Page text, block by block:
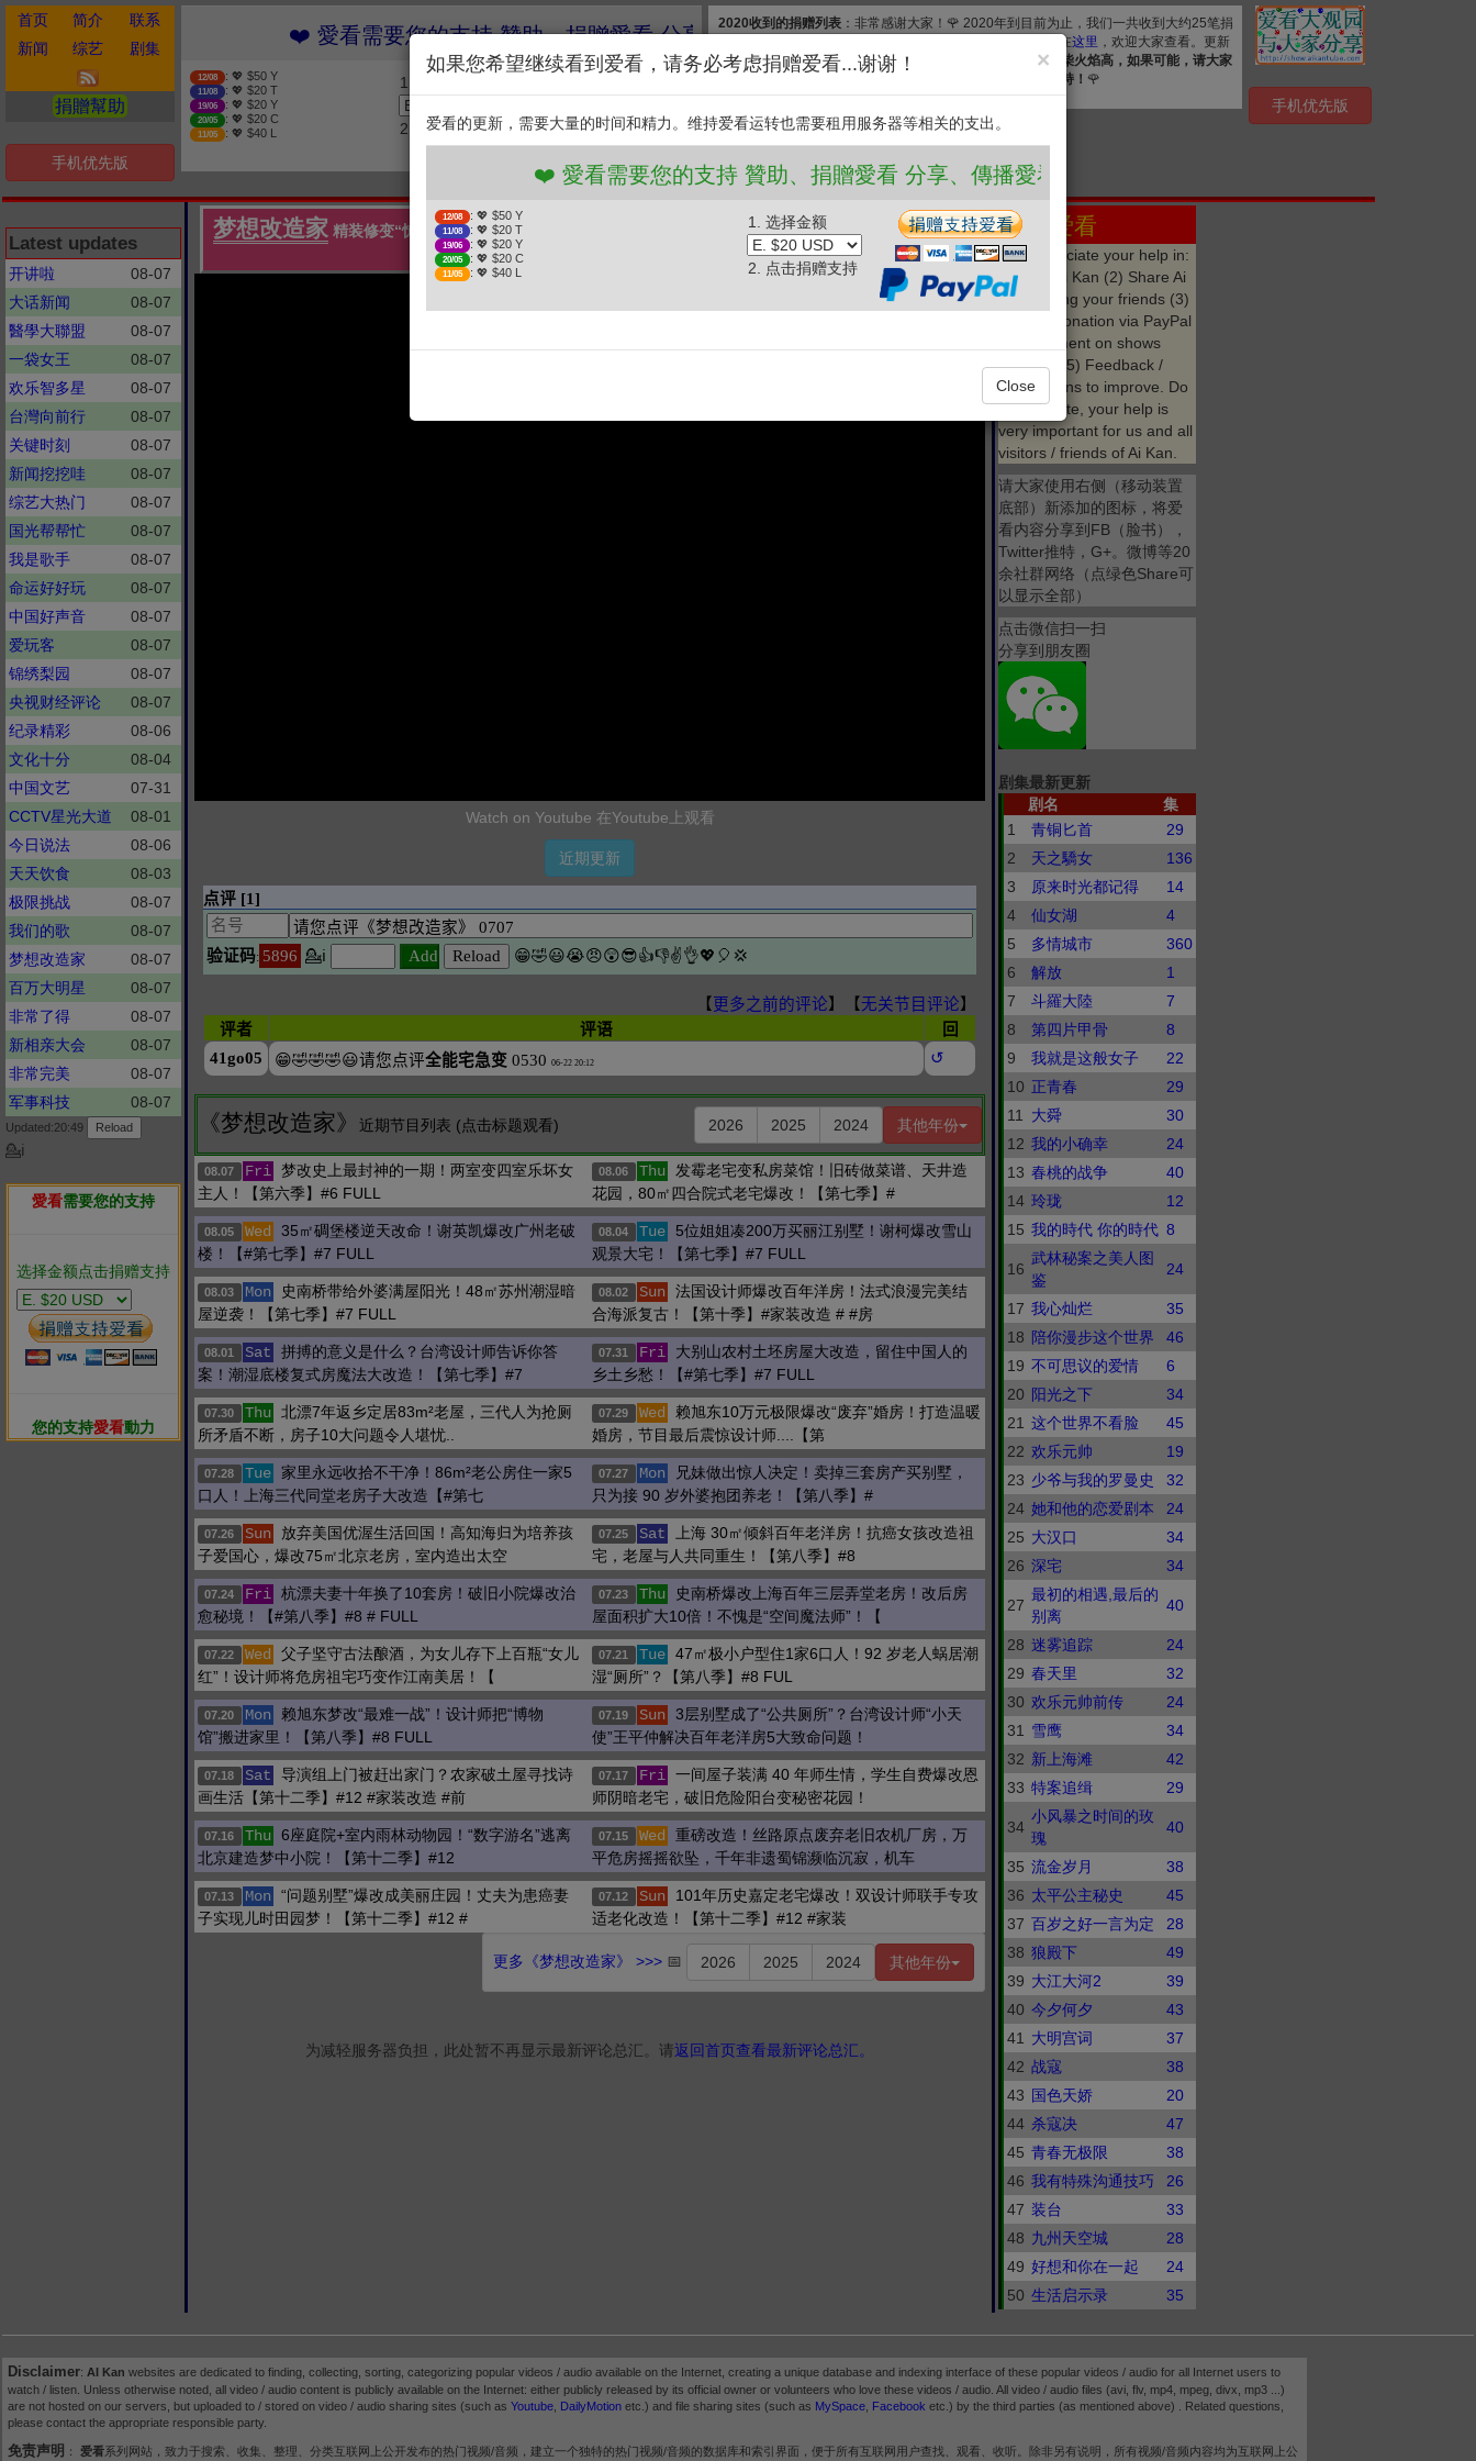
首页 简介
联系
新闻
综艺 剧集
捐贈幫助
手机优先版
❤️ 愛看需要您的支持 贊助、捐贈愛看 分享、傳播愛看 ❤️
12/08 : 💖 $50 Y
11/08 : 💖 $20 T
19/06 : 💖 $20 Y
20/05 : 💖 $20 C
11/05 : 💖 $40 L
1. 选择金额
2. 点击捐赠支持
2020收到的捐赠列表：非常感谢大家！🌹 2020年到目前为止，我们一共收到大约25笔捐
款, 合计$830. 扣除银行费用，净收$777.83. 详细清单公布在这里 ，欢迎大家查看。更新
和维护【爱看】，我们需要投入大量的时间和资源，
众人拾柴火焰高，如果可能，请大家
继续捐赠支持爱看。衷心感谢您的支持！ 🌹
手机优先版
Latest updates
开讲啦
08-07
大话新闻
08-07
醫學大聯盟
08-07
一袋女王
08-07
欢乐智多星
08-07
台灣向前行
08-07
关键时刻
08-07
新闻挖挖哇
08-07
综艺大热门
08-07
国光帮帮忙
08-07
我是歌手
08-07
命运好好玩
08-07
中国好声音
08-07
爱玩客
08-07
锦绣梨园
08-07
央视财经评论
08-07
纪录精彩
08-06
文化十分
08-04
中国文艺
07-31
CCTV星光大道
08-01
今日说法
08-06
天天饮食
08-03
极限挑战
08-07
我们的歌
08-07
梦想改造家
08-07
百万大明星
08-07
非常了得
08-07
新相亲大会
08-07
非常完美
08-07
军事科技
08-07
Updated:20:49
💁ℹ
愛看需要您的支持
选择金额点击捐赠支持
您的支持愛看動力
梦想改造家 精装修变“惊装修”！305㎡豪宅神级爆改！赖旭东40天超神改造【第十二季】#12 #家装改造 #
房屋设计 #前后对比 FULL (2026.07.07)
Watch on Youtube 在Youtube上观看
近期更新
《梦想改造家》 近期节目列表 (点击标题观看) 2026 2025 2024 其他年份
08.07 Fri 梦改史上最封神的一期！两室变四室乐坏女
主人！【第六季】#6 FULL
08.06 Thu
发霉老宅变私房菜馆！旧砖做菜谱、天井造
花园，80㎡四合院式老宅爆改！【第七季】#
08.05 Wed
35㎡碉堡楼逆天改命！谢英凯爆改广州老破
楼！【#第七季】#7 FULL
08.04 Tue
5位姐姐凑200万买丽江别墅！谢柯爆改雪山
观景大宅！【第七季】#7 FULL
08.03 Mon
史南桥带给外婆满屋阳光！48㎡苏州潮湿暗
屋逆袭！【第七季】#7 FULL
08.02 Sun
法国设计师爆改百年洋房！法式浪漫完美结
合海派复古！【第十季】#家装改造 # #房
08.01 Sat
拼搏的意义是什么？台湾设计师告诉你答
案！潮湿底楼复式房魔法大改造！【第七季】#7
07.31 Fri
大别山农村土坯房屋大改造，留住中国人的
乡土乡愁！【#第七季】#7 FULL
07.30 Thu
北漂7年返乡定居83m²老屋，三代人为抢厕
所矛盾不断，房子10大问题令人堪忧..
07.29 Wed
赖旭东10万元极限爆改“废弃”婚房！打造温暖
婚房，节目最后震惊设计师....【第
07.28 Tue 家里永远收拾不干净！86m²老公房住一家5
口人！上海三代同堂老房子大改造【#第七
07.27 Mon
兄妹做出惊人决定！卖掉三套房产买别墅，
只为接 90 岁外婆抱团养老！【第八季】#
07.26 Sun
放弃美国优渥生活回国！高知海归为培养孩
子爱国心，爆改75㎡北京老房，室内造出太空
07.25 Sat
上海 30㎡倾斜百年老洋房！抗癌女孩改造祖
宅，老屋与人共同重生！【第八季】#8
07.24 Fri 杭漂夫妻十年换了10套房！破旧小院爆改治
愈秘境！【#第八季】#8 # FULL
07.23 Thu
史南桥爆改上海百年三层弄堂老房！改后房
屋面积扩大10倍！不愧是“空间魔法师”！【
07.22 Wed
父子坚守古法酿酒，为女儿存下上百瓶“女儿
红”！设计师将危房祖宅巧变作江南美居！【
07.21 Tue 47㎡极小户型住1家6口人！92 岁老人蜗居潮
湿“厕所”？【第八季】#8 FUL
07.20 Mon
赖旭东梦改“最难一战”！设计师把“博物
馆”搬进家里！【第八季】#8 FULL
07.19 Sun
3层别墅成了“公共厕所”？台湾设计师“小天
使”王平仲解决百年老洋房5大致命问题！
07.18 Sat
导演组上门被赶出家门？农家破土屋寻找诗
画生活【第十二季】#12 #家装改造 #前
07.17 Fri 一间屋子装满 40 年师生情，学生自费爆改恩
师阴暗老宅，破旧危险阳台变秘密花园！
07.16 Thu
6座庭院+室内雨林动物园！“数字游名”逃离
北京建造梦中小院！【第十二季】#12
07.15 Wed
重磅改造！丝路原点废弃老旧农机厂房，万
平危房摇摇欲坠，千年非遗蜀锦濒临沉寂，机车
07.13 Mon
“问题别墅”爆改成美丽庄园！丈夫为患癌妻
子实现儿时田园梦！【第十二季】#12 #
07.12 Sun
101年历史嘉定老宅爆改！双设计师联手专攻
适老化改造！【第十二季】#12 #家装
更多《梦想改造家》 >>> 📅 2026 2025 2024 其他年份
为减轻服务器负担，此处暂不再显示最新评论总汇。请返回首页查看最新评论总汇。
参与 爱看
We appreciate your help in:
(1) Like Ai Kan (2) Share Ai
Kan among your friends (3)
Make a donation via PayPal
(4) Comment on shows
watched (5) Feedback /
suggestions to improve. Do
not hesitate, your help is
very important for us and all
visitors / friends of Ai Kan.
请大家使用右侧（移动装置
底部）新添加的图标，将爱
看内容分享到FB（脸书），
Twitter推特，G+。微博等20
余社群网络（点绿色Share可
以显示全部）
点击微信扫一扫
分享到朋友圈
剧集最新更新
剧名
集
1
青铜匕首
29
2
天之驕女
136
3
原来时光都记得
14
4
仙女湖
4
5
多情城市
360
6
解放
1
7
斗羅大陸
7
8
第四片甲骨
8
9
我就是这般女子
22
10 正青春
29
11
大舜
30
12 我的小确幸
24
13 春桃的战争
40
14 玲珑
12
15 我的時代 你的時代 8
16
武林秘案之美人图
鉴
24
17 我心灿烂
35
18 陪你漫步这个世界
46
19 不可思议的爱情
6
20 阳光之下
34
21 这个世界不看脸
45
22 欢乐元帅
19
23 少爷与我的罗曼史
32
24 她和他的恋爱剧本
24
25 大汉口
34
26 深宅 34
27
最初的相遇,最后的
别离
40
28 迷雾追踪
24
29 春天里
32
30 欢乐元帅前传
24
31
雪鹰
34
32 新上海滩
42
33 特案追缉 29
34
小风暴之时间的玫
瑰
40
35 流金岁月
38
36 太平公主秘史
45
37 百岁之好一言为定
28
38 狼殿下
49
39 大江大河2
39
40 今夕何夕
43
41
大明宫词
37
42 战寇
38
43 国色天娇
20
44 杀寇决
47
45 青春无极限
38
46 我有特殊沟通技巧
26
47 装台
33
48 九州天空城
28
49 好想和你在一起
24
50 生活启示录 35
Disclaimer: AI Kan websites are dedicated to finding, collecting, sorting, categorizing popular videos / audio available on the Internet, creating a unique database and indexing interface of these popular videos / audio for all Internet users to
watch / listen. Unless otherwise noted, all video / audio content is publicly available on the Internet: either publicly released by its official owner or volunteers who love these videos / audio. All video / audio files (avi, flv, mp4, mpeg, divx, mp3 ...)
are not hosted on our servers, but uploaded to / stored on video / audio sharing sites (such as Youtube DailyMotion etc.) and file sharing sites (such as MySpace Facebook etc.) by the third parties (as mentioned above) . Related questions,
please contact the appropriate responsible party.
免责声明 ： 爱看系列网站，致力于搜索、收集、整理、分类互联网上公开发布的热门视频/音频，建立一个独特的热门视频/音频的数据库和索引界面，便于所有互联网用户查找、观看、收听。除非另有说明，所有视频/音频内容均为互联网上公
×
如果您希望继续看到爱看，请务必考虑捐赠爱看...谢谢！
爱看的更新，需要大量的时间和精力。维持爱看运转也需要租用服务器等相关的支出。
❤️ 愛看需要您的支持 贊助、捐贈愛看 分享、傳播愛看 ❤️
12/08 : 💖 $50 Y
11/08 : 💖 $20 T
19/06 : 💖 $20 Y
20/05 : 💖 $20 C
11/05 : 💖 $40 L
1. 选择金额
2. 点击捐赠支持
Close